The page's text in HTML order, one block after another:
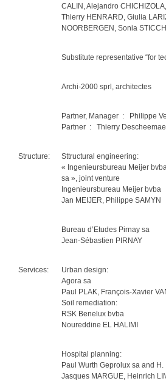
CALIN, Alejandro
Thierry HENRARD, Giulia
NOORBERGEN, Sonia
Substitute representative “for
Archi-2000 sprl, architectes
Partner, Manager : Philippe
Partner : Thierry
Structure:
Sttructural engineering:
« Ingenieursbureau Meijer
sa », joint venture
Ingenieursbureau Meijer bvba
Jan MEIJER, Philippe SAMYN
Bureau d’Etudes Pirnay sa
Jean-Sébastien PIRNAY
Services:
Urban design:
Agora sa
Paul PLAK, François-Xavier
Soil remediation:
RSK Benelux bvba
Noureddine EL HALIMI
Hospital planning:
Paul Wurth Geprolux sa and
Jasques MARGUE, Heinrich